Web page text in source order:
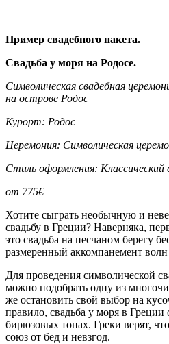
Пример свадебного пакета.
Свадьба у моря на Родосе.
Символическая свадебная
на острове Родос
Курорт: Родос
Церемония: Символическая
Стиль оформления: Классический
от 775€
Хотите сыграть необычную и
свадьбу в Греции? Наверняка,
это свадьба на песчаном берегу
размеренный аккомпанемент
Для проведения символической
можно подобрать одну из
же остановить свой выбор на
правило, свадьба у моря в
бирюзовых тонах. Греки верят,
союз от бед и невзгод.